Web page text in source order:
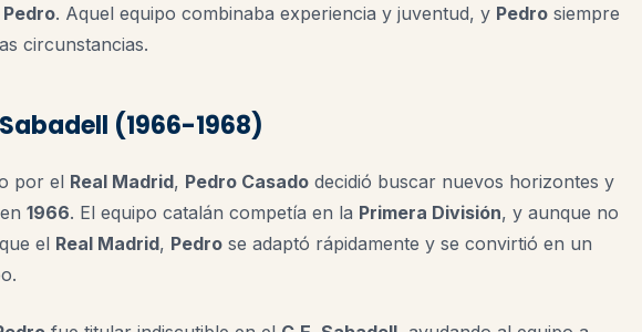
Pedro. Aquel equipo combinaba experiencia y juventud, y Pedro siempre
circunstancias.
(1966-1968)
por el Real Madrid, Pedro Casado decidió buscar nuevos horizontes y
en 1966. El equipo catalán competía en la Primera División, y aunque no
el Real Madrid, Pedro se adaptó rápidamente y se convirtió en un